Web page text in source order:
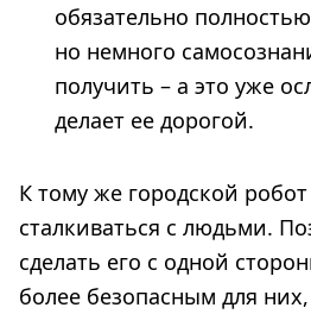
обязательно
но немного
получить – а это уже
делает ее дорогой.
К тому же городской
сталкиваться с людьми.
сделать его с одной
более безопасным для них,